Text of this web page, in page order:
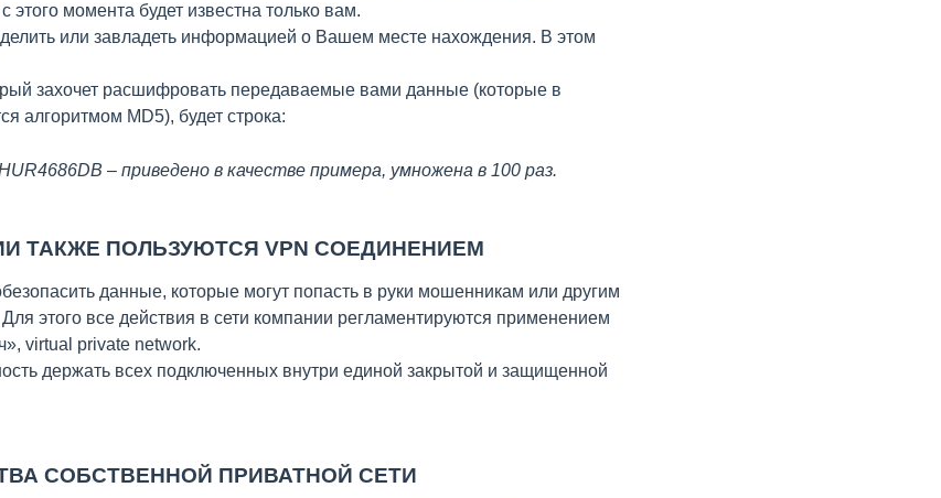
этого момента будет известна только вам.
или завладеть информацией о Вашем месте нахождения. В этом
захочет расшифровать передаваемые вами данные (которые в
алгоритмом MD5), будет строка:
– приведено в качестве примера, умножена в 100 раз.
ТАКЖЕ ПОЛЬЗУЮТСЯ VPN СОЕДИНЕНИЕМ
данные, которые могут попасть в руки мошенникам или другим
этого все действия в сети компании регламентируются применением
virtual private network.
держать всех подключенных внутри единой закрытой и защищенной
СОБСТВЕННОЙ ПРИВАТНОЙ СЕТИ